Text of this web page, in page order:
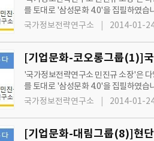
를 토대로 '삼성문화 4.0'을 집필하였습니다. 또한, '국가정보전략연구소'와 '그린경제'는 2012년 7월 11일 수요일자 신문부
단과 제언'을 통해 지속성장과 발전을
국가정보전략연구소 2014-01-
[기업문화-코오롱그룹(1)]
'국가정보전략연구소 민진규 소장'은
를 토대로 '삼성문화 4.0'을 집필하였습니다. 또한, '국가정보전략연구소'와 '그린경제'는 2012년 7월 11일 수요일자 신문부
단과 제언'을 통해 지속성장과 발전을
국가정보전략연구소 2014-01-
[기업문화-대림그룹(8)]현